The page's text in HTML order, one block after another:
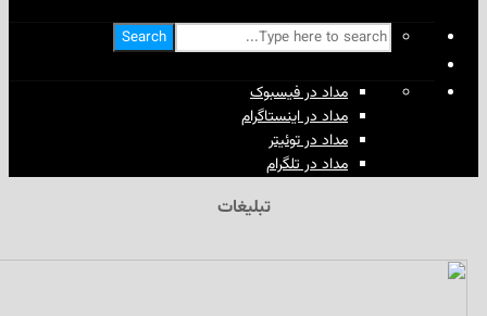
Search
مداد در فیسبوک
مداد در اینستاگرام
مداد در توئیتر
مداد در تلگرام